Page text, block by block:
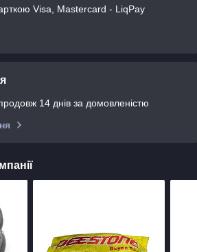
Visa, Mastercard - LiqPay
14 днів за домовленістю